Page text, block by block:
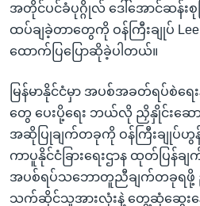
အတိုင်ပင်ခံပုဂ္ဂိုလ် ဒေါ်အောင်ဆန်
ထပ်ချခဲ့တာတွေကို ဝန်ကြီးချုပ်
ထောက်ပြပြောဆိုခဲ့ပါတယ်။
မြန်မာနိုင်ငံမှာ အပစ်အခတ်ရပ်စဲရ
တွေ ပေးပို့ရေး ဘယ်လို ညှိနှိုင်း
အဆိုပြုချက်တခုကို ဝန်ကြီးချုပ်
ကာပူနိုင်ငံခြားရေးဌာန ထုတ်ပြန်
အပစ်ရပ်သဘောတူညီချက်တခုရဖို့
သက်ဆိုင်သူအားလုံးနဲ့ တွေ့ဆုံဆွေး